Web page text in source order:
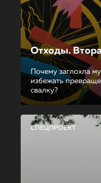
Отходы.
Почему заглохла
избежать
свалку?
СПЕЦПРОЕКТ